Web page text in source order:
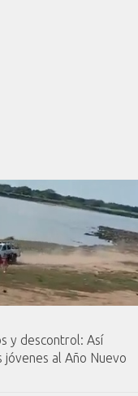
y descontrol: Así
jóvenes al Año Nuevo